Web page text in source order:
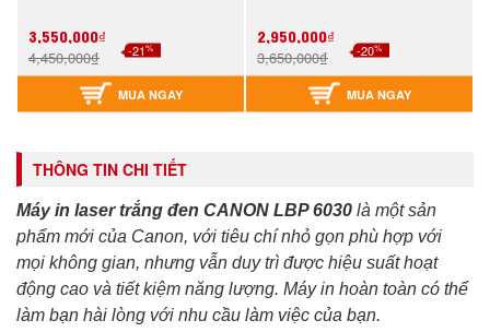
3,550,000₫
4,450,000₫ -21%
MUA NGAY
2,950,000₫
3,650,000₫ -20%
MUA NGAY
THÔNG TIN CHI TIẾT
Máy in laser trắng đen CANON LBP 6030 là một sản
phẩm mới của Canon, với tiêu chí nhỏ gọn phù hợp với
mọi không gian, nhưng vẫn duy trì được hiệu suất hoạt
động cao và tiết kiệm năng lượng. Máy in hoàn toàn có thể
làm bạn hài lòng với nhu cầu làm việc của bạn.